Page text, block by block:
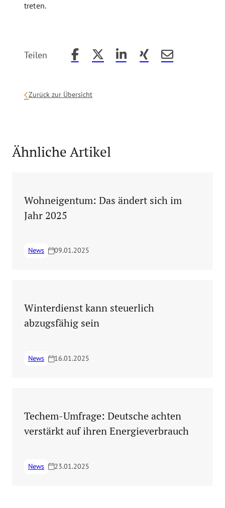
treten.
Teilen Beitrag auf Facebook teilen
Beitrag auf X teilen
Beitrag auf LinkedIn teilen
Beitrag auf Xing teilen
Beitrag per
Zurück zur Übersicht
Ähnliche Artikel
Wohneigentum: Das ändert sich im
Jahr 2025
News 09.01.2025
Winterdienst kann steuerlich
abzugsfähig sein
News 16.01.2025
Techem-Umfrage: Deutsche achten
verstärkt auf ihren Energieverbrauch
News 23.01.2025